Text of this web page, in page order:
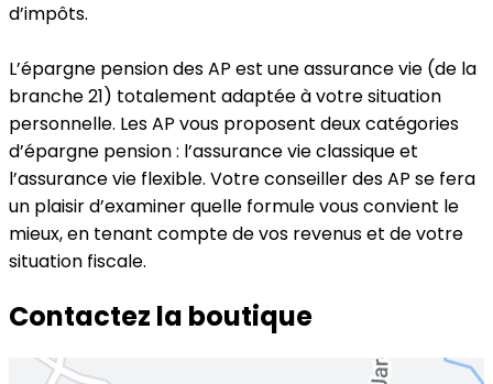
d’impôts.
L’épargne pension des AP est une assurance vie (de la
branche 21) totalement adaptée à votre situation
personnelle. Les AP vous proposent deux catégories
d’épargne pension : l’assurance vie classique et
l’assurance vie flexible. Votre conseiller des AP se fera
un plaisir d’examiner quelle formule vous convient le
mieux, en tenant compte de vos revenus et de votre
situation fiscale.
Contactez la boutique